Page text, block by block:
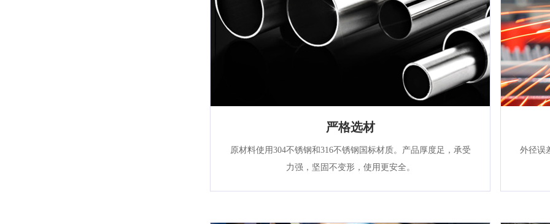
严格选材
原材料使用304不锈钢和316不锈钢国标材质。产品厚度足，承受
力强，坚固不变形，使用更安全。
外径误